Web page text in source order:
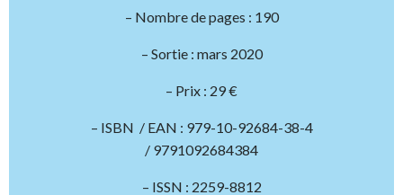
– Nombre de pages : 190
– Sortie : mars 2020
– Prix : 29 €
– ISBN / EAN : 979-10-92684-38-4
/ 9791092684384
– ISSN : 2259-8812